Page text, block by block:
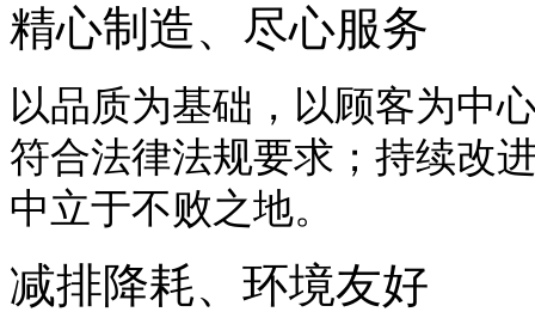
精心制造、尽心服务
以品质为基础，以顾客为中
符合法律法规要求；持续改
中立于不败之地。
减排降耗、环境友好